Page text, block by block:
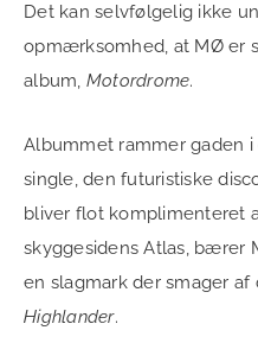
Det kan selvfølgelig ikke
opmærksomhed, at MØ er
album, Motordrome.
Albummet rammer gaden
single, den futuristiske
bliver flot komplimenteret
skyggesidens Atlas, bærer
en slagmark der smager af
Highlander.